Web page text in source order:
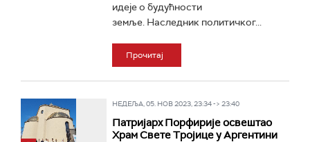
идеје о будућности
земље. Наследник политичког...
Прочитај
НЕДЕЉА, 05. НОВ 2023, 23:34 -> 23:40
Патријарх Порфирије освештао
Храм Свете Тројице у Аргентини